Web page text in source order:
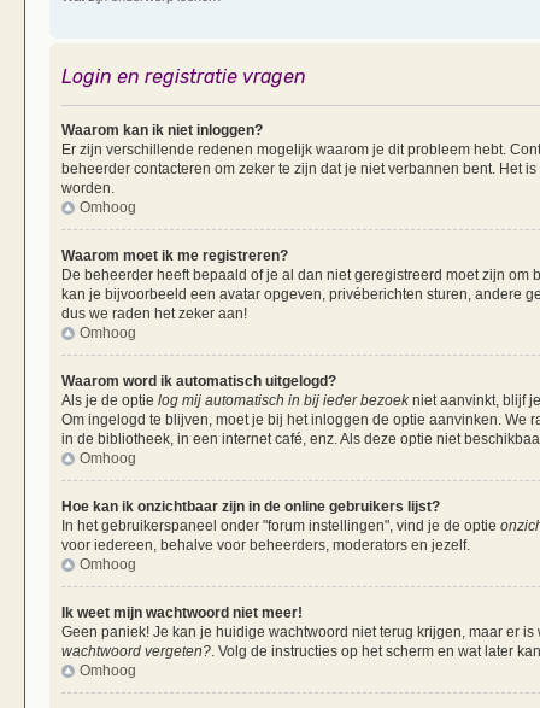
Login en registratie vragen
Waarom kan ik niet inloggen?
Er zijn verschillende redenen mogelijk waarom je dit probleem hebt.
beheerder contacteren om zeker te zijn dat je niet verbannen bent. Het
worden.
Omhoog
Waarom moet ik me registreren?
De beheerder heeft bepaald of je al dan niet geregistreerd moet zijn
kan je bijvoorbeeld een avatar opgeven, privéberichten sturen, andere
dus we raden het zeker aan!
Omhoog
Waarom word ik automatisch uitgelogd?
Als je de optie log mij automatisch in bij ieder bezoekniet aanvinkt, blijf
Om ingelogd te blijven, moet je bij het inloggen de optie aanvinken. We
in de bibliotheek, in een internet café, enz. Als deze optie niet
Omhoog
Hoe kan ik onzichtbaar zijn in de online gebruikers lijst?
In het gebruikerspaneel onder "forum instellingen", vind je de optie
voor iedereen, behalve voor beheerders, moderators en jezelf.
Omhoog
Ik weet mijn wachtwoord niet meer!
Geen paniek! Je kan je huidige wachtwoord niet terug krijgen, maar er
wachtwoord vergeten? . Volg de instructies op het scherm en wat later
Omhoog